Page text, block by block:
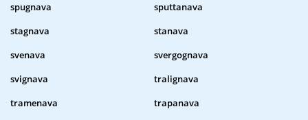
spugnava
sputtanava
stagnava
stanava
svenava
svergognava
svignava
tralignava
tramenava
trapanava